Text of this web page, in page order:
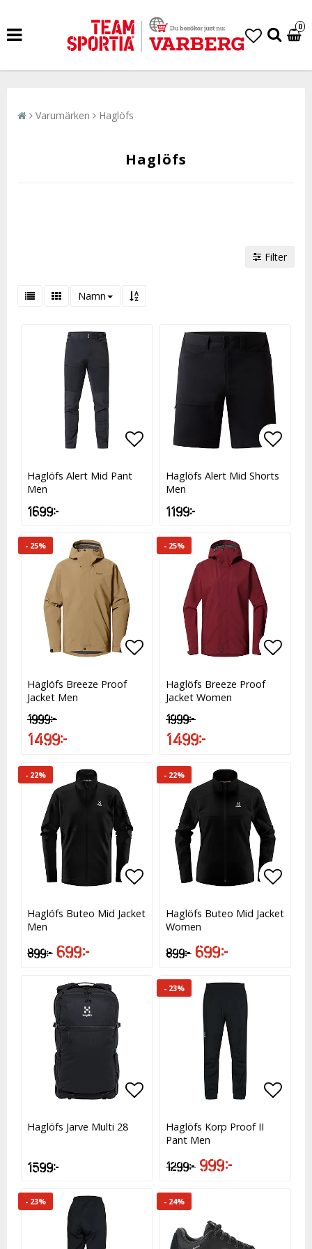
0
Varumärken Haglöfs
Haglöfs
Filter
Namn
Lägg till i favoritlistan
Lägg till i favoritlistan
Haglöfs Alert Mid Pant
Men
1 699 kr
Haglöfs Alert Mid Shorts
Men
1 199 kr
- 25%
Lägg till i favoritlistan
Lägg till i favoritlistan
Haglöfs Breeze Proof
Jacket Men
1 999 kr
1 499 kr
- 25%
Lägg
Lägg
Haglöfs Breeze Proof
Jacket Women
1 999 kr
1 499 kr
- 22%
Lägg till i favoritlistan
Lägg till i favoritlistan
Haglöfs Buteo Mid Jacket
Men
899 kr 699 kr
- 22%
Haglöfs Buteo Mid Jacket
Women
899 kr 699 kr
Lägg till i favoritlistan
Lägg till i favoritlistan
Haglöfs Jarve Multi 28
1 599 kr
- 23%
Haglöfs Korp Proof II
Pant Men
1 299 kr 999 kr
- 23% - 24%